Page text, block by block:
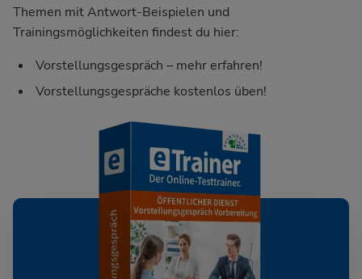
Themen mit Antwort-Beispielen und
Trainingsmöglichkeiten findest du hier:
Vorstellungsgespräch – mehr erfahren!
Vorstellungsgespräche kostenlos üben!